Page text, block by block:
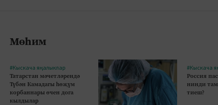
Мөһим
#Кыскача яңалыклар
Татарстан мәчетләрендә
Түбән Камадагы һөҗүм
корбаннары өчен дога
кылдылар
#Кыскача
Россия
нинди
тиеш?